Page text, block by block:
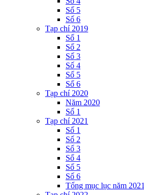
Số 5
Số 6
Tạp chí 2019
Số 1
Số 2
Số 3
Số 4
Số 5
Số 6
Tạp chí 2020
Năm 2020
Số 1
Tạp chí 2021
Số 1
Số 2
Số 3
Số 4
Số 5
Số 6
Tổng mục lục năm 2021